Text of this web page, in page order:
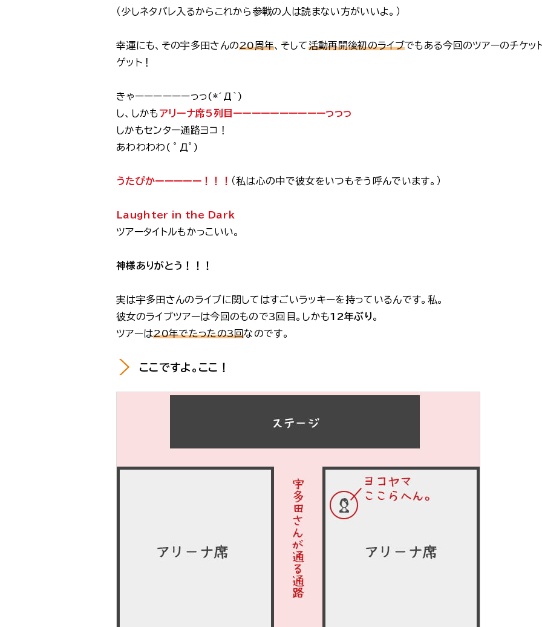
（少しネタバレ入るからこれから参戦の人は読まない方がいいよ。）
幸運にも、その宇多田さんの20周年、そして活動再開後初のライブでもある今回のツアーのチケッ
ゲット！
きゃーーーーーーっっ(*´Д｀)
し、しかもアリーナ席5列目ーーーーーーーーーーっっっ
しかもセンター通路ヨコ！
あわわわわ( ﾟДﾟ)
うたぴかーーーーー！！！ （私は心の中で彼女をいつもそう呼んでいます。）
Laughter in the Dark
ツアータイトルもかっこいい。
神様ありがとう！！！
実は宇多田さんのライブに関してはすごいラッキーを持っているんです。私。
彼女のライブツアーは今回のもので3回目。しかも12年ぶり。
ツアーは20年でたったの3回なのです。
ここですよ。ここ！